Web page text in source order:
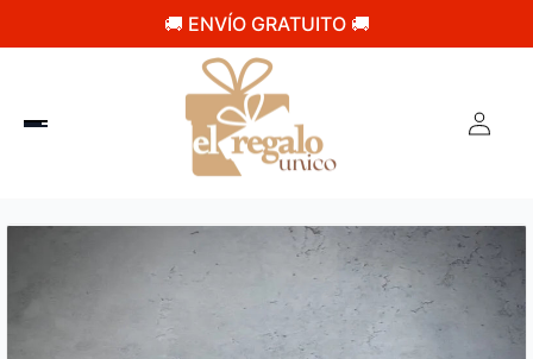
🚚 ENVÍO GRATUITO 🚚